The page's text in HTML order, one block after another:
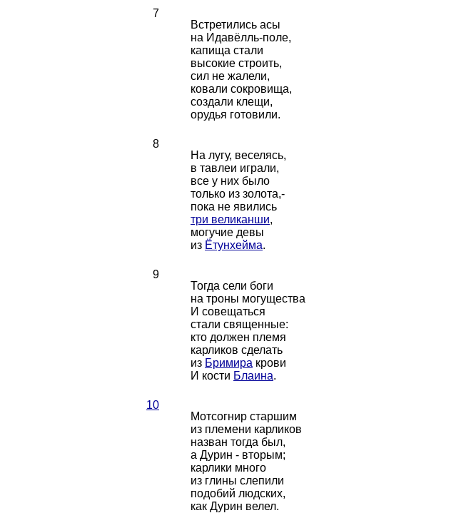
7
Встретились асы
на Идавёлль-поле,
капища стали
высокие строить,
сил не жалели,
ковали сокровища,
создали клещи,
орудья готовили.
8
На лугу, веселясь,
в тавлеи играли,
все у них было
только из золота,-
пока не явились
три великанши,
могучие девы
из Ётунхейма.
9
Тогда сели боги
на троны могущества
И совещаться
стали священные:
кто должен племя
карликов сделать
из Бримира крови
И кости Блаина.
10
Мотсогнир старшим
из племени карликов
назван тогда был,
а Дурин - вторым;
карлики много
из глины слепили
подобий людских,
как Дурин велел.